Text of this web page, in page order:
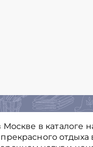
в каталоге
отдыха